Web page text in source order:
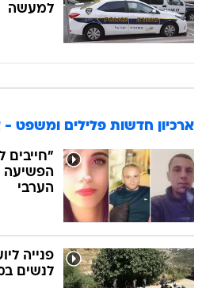
למעשה
ארכיון חדשות פלילים ומשפט -
"חייבים
הפשיעה
הערבי
פנייה
לנשים